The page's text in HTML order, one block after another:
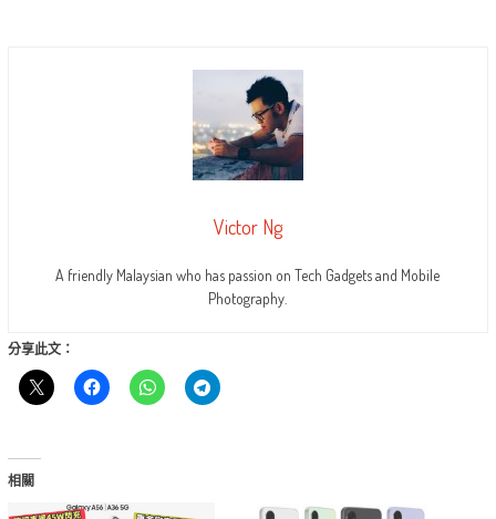
Victor Ng
A friendly Malaysian who has passion on Tech Gadgets and Mobile
Photography.
分享此文：
相關